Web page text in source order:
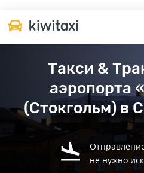
Такси &
аэропорта
(Стокгольм) в
не нужно